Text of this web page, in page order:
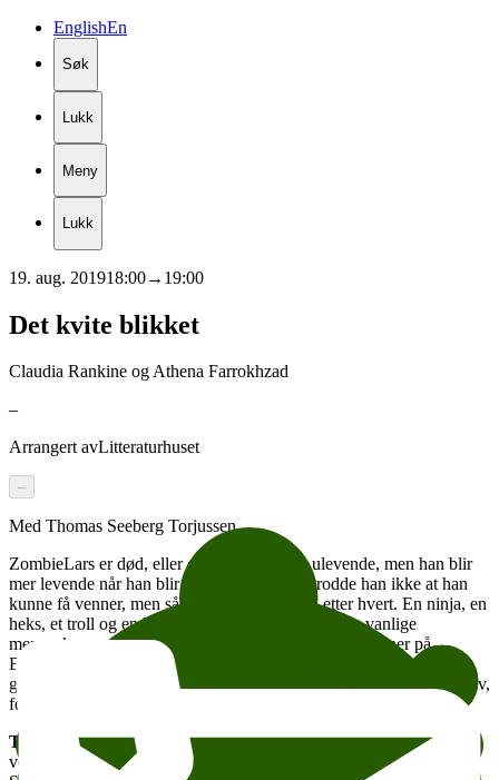
EnglishEn
Søk
Lukk
Meny
Lukk
19. aug. 201918:00→ 19:00
Det kvite blikket
Claudia Rankine og Athena Farrokhzad
–
Arrangert avLitteraturhuset
–
Med Thomas Seeberg Torjussen
ZombieLars er død, eller en såkalt levende ulevende, men han blir
mer levende når han blir forelska. En gang trodde han ikke at han
kunne få venner, men så fikk han det likevel etter hvert. En ninja, en
heks, et troll og en haug med andre fremmede. Og vanlige
mennesker også. Alt blir annerledes etter at han begynner på
Bekkebakken skole. Men hva med fremmedhaterne? Hva kan de
gjøre for å få dem til å slutte å mislike alle som ikke er som dem selv,
forstå at fremmede ikke er noe å være redde for?
Thomas Seeberg Torjussener serieskaperen bak ZombieLars og
vennene hans som har gått i tre bejublete sesonger på NRK Super.